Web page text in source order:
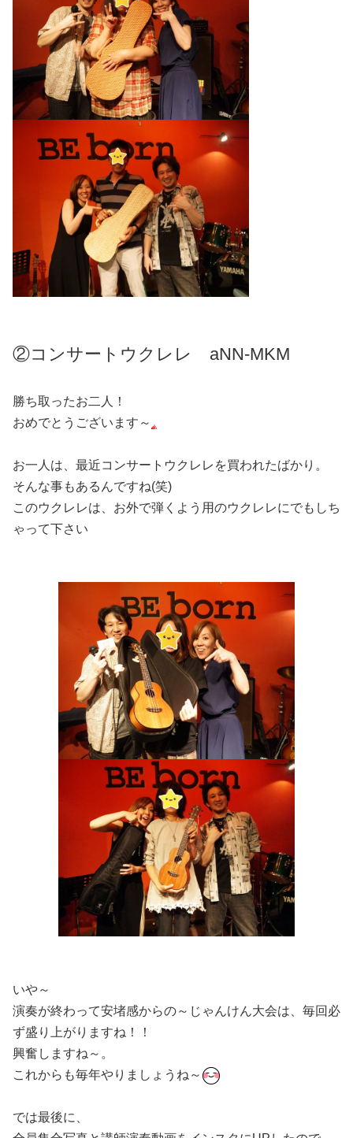
②コンサートウクレレ aNN-MKM
勝ち取ったお二人！
おめでとうございます～
お一人は、最近コンサートウクレレを買われたばかり。
そんな事もあるんですね(笑)
このウクレレは、お外で弾くよう用のウクレレにでもしち
ゃって下さい
いや～
演奏が終わって安堵感からの～じゃんけん大会は、毎回必
ず盛り上がりますね！！
興奮しますね～。
これからも毎年やりましょうね～
では最後に、